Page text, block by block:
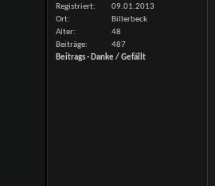
Registriert
09.01.2013
Ort
Billerbeck
Alter
48
Beiträge
487
Beitrags - Danke / Gefällt